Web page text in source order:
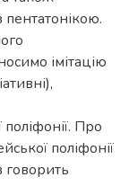
пентатонікою.
імітацію
Про
поліфонії
говорить